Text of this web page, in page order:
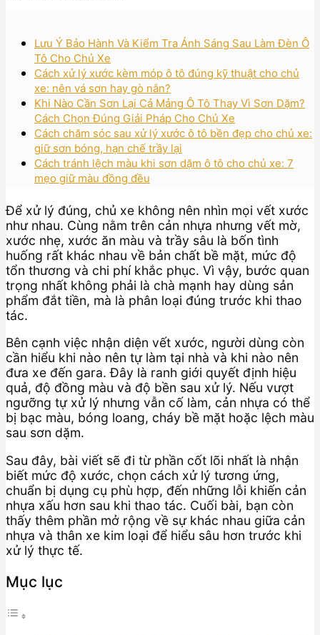
Lưu Ý Bảo Hành Và Kiểm Tra Ánh Sáng Sau Làm Đèn Ô
Tô Cho Chủ Xe
Cách xử lý xước kèm móp ô tô đúng kỹ thuật cho chủ
xe: nên vá sơn hay gò nắn?
Khi Nào Cần Sơn Lại Cả Mảng Ô Tô Thay Vì Sơn Dặm?
Cách Chọn Đúng Giải Pháp Cho Chủ Xe
Cách chăm sóc sau xử lý xước ô tô bền đẹp cho chủ xe:
giữ sơn bóng, hạn chế trầy lại
Cách tránh lệch màu khi sơn dặm ô tô cho chủ xe: 7
mẹo giữ màu đồng đều
Để xử lý đúng, chủ xe không nên nhìn mọi vết xước
như nhau. Cùng nằm trên cản nhựa nhưng vết mờ,
xước nhẹ, xước ăn màu và trầy sâu là bốn tình
huống rất khác nhau về bản chất bề mặt, mức độ
tổn thương và chi phí khắc phục. Vì vậy, bước quan
trọng nhất không phải là chà mạnh hay dùng sản
phẩm đắt tiền, mà là phân loại đúng trước khi thao
tác.
Bên cạnh việc nhận diện vết xước, người dùng còn
cần hiểu khi nào nên tự làm tại nhà và khi nào nên
đưa xe đến gara. Đây là ranh giới quyết định hiệu
quả, độ đồng màu và độ bền sau xử lý. Nếu vượt
ngưỡng tự xử lý nhưng vẫn cố làm, cản nhựa có thể
bị bạc màu, bóng loang, cháy bề mặt hoặc lệch màu
sau sơn dặm.
Sau đây, bài viết sẽ đi từ phần cốt lõi nhất là nhận
biết mức độ xước, chọn cách xử lý tương ứng,
chuẩn bị dụng cụ phù hợp, đến những lỗi khiến cản
nhựa xấu hơn sau khi thao tác. Cuối bài, bạn còn
thấy thêm phần mở rộng về sự khác nhau giữa cản
nhựa và thân xe kim loại để hiểu sâu hơn trước khi
xử lý thực tế.
Mục lục